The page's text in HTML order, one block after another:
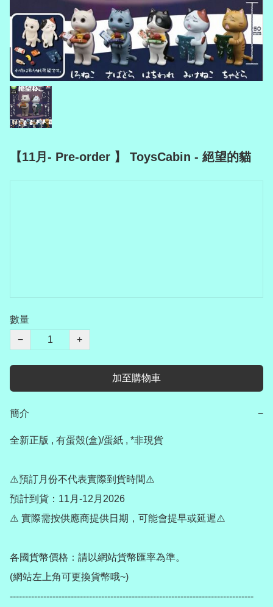
【11月- Pre-order 】 ToysCabin - 絕望的貓
數量
−
+
加至購物車
簡介 −
全新正版 , 有蛋殼(盒)/蛋紙 , *非現貨
⚠️預訂月份不代表實際到貨時間⚠️
預計到貨：11月-12月2026
⚠️ 實際需按供應商提供日期，可能會提早或延遲⚠️
各國貨幣價格：請以網站貨幣匯率為準。
(網站左上角可更換貨幣哦~)
--------------------------------------------------------------------------------